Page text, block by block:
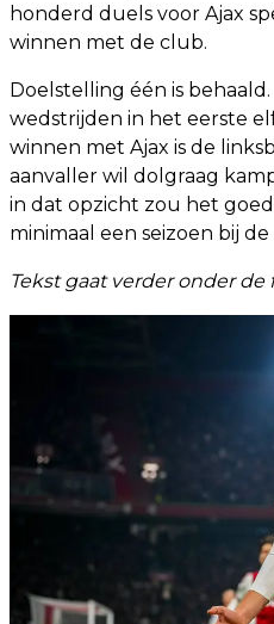
honderd duels voor Ajax
winnen met de club.
Doelstelling één is behaald.
wedstrijden in het eerste
winnen met Ajax is de
aanvaller wil dolgraag
in dat opzicht zou het
minimaal een seizoen bij
Tekst gaat verder onder de